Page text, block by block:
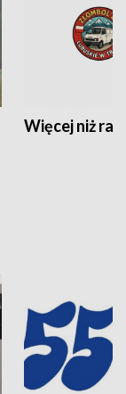
Więcej niż rajd